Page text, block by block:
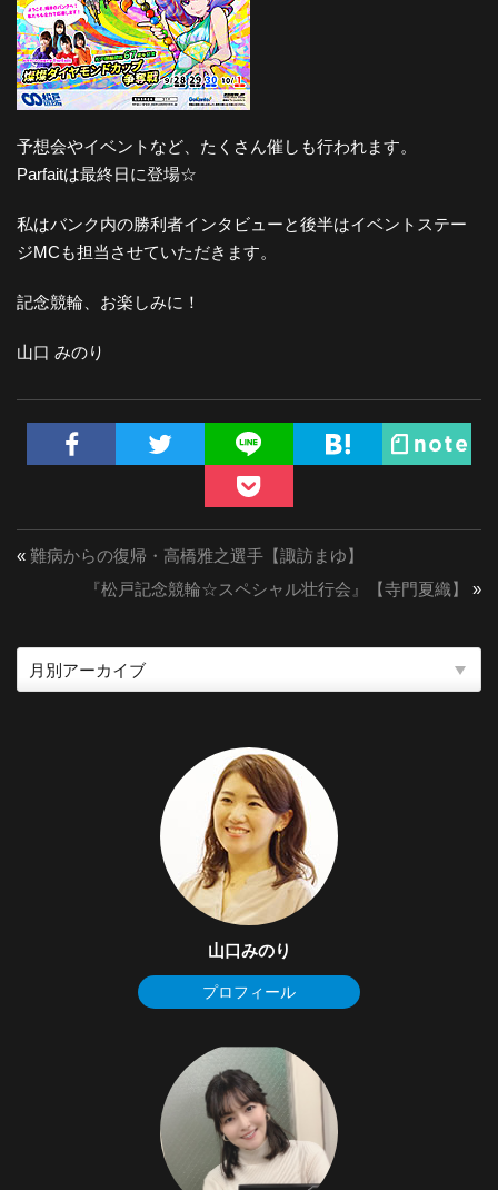
予想会やイベントなど、たくさん催しも行われます。
Parfaitは最終日に登場☆
私はバンク内の勝利者インタビューと後半はイベントステー
ジMCも担当させていただきます。
記念競輪、お楽しみに！
山口 みのり
« 難病からの復帰・高橋雅之選手【諏訪まゆ】
『松戸記念競輪☆スペシャル壮行会』【寺門夏織】
»
山口みのり
プロフィール